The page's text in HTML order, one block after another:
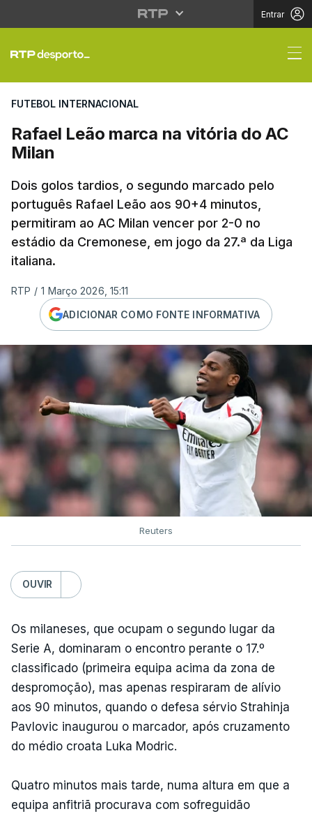
Entrar
Rafael Leão marca na
FUTEBOL INTERNACIONAL
Rafael Leão marca na vitória do AC
Milan
Dois golos tardios, o segundo marcado pelo
português Rafael Leão aos 90+4 minutos,
permitiram ao AC Milan vencer por 2-0 no
estádio da Cremonese, em jogo da 27.ª da Liga
italiana.
RTP / 1 Março 2026, 15:11
ADICIONAR COMO FONTE INFORMATIVA
Reuters
OUVIR
Os milaneses, que ocupam o segundo lugar da
Serie A, dominaram o encontro perante o 17.º
classificado (primeira equipa acima da zona de
despromoção), mas apenas respiraram de alívio
aos 90 minutos, quando o defesa sérvio Strahinja
Pavlovic inaugurou o marcador, após cruzamento
do médio croata Luka Modric.
Quatro minutos mais tarde, numa altura em que a
equipa anfitriã procurava com sofreguidão